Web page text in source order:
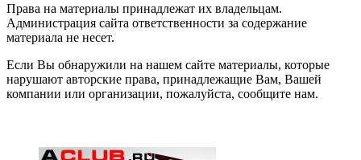
Права на материалы принадлежат их владельцам.
Администрация сайта ответственности за содержание
материала не несет.
Если Вы обнаружили на нашем сайте материалы, которые
нарушают авторские права, принадлежащие Вам, Вашей
компании или организации, пожалуйста, сообщите нам.